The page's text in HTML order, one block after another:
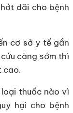
dãi cho bệnh
cơ sở y tế gần
càng sớm thì
cao.
thuốc nào vì
hại cho bệnh